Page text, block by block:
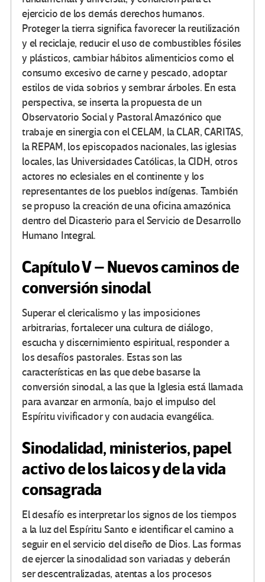
ejercicio de los demás derechos humanos.
Proteger la tierra significa favorecer la reutilización
y el reciclaje, reducir el uso de combustibles fósiles
y plásticos, cambiar hábitos alimenticios como el
consumo excesivo de carne y pescado, adoptar
estilos de vida sobrios y sembrar árboles. En esta
perspectiva, se inserta la propuesta de un
Observatorio Social y Pastoral Amazónico que
trabaje en sinergia con el CELAM, la CLAR, CARITAS,
la REPAM, los episcopados nacionales, las iglesias
locales, las Universidades Católicas, la CIDH, otros
actores no eclesiales en el continente y los
representantes de los pueblos indígenas. También
se propuso la creación de una oficina amazónica
dentro del Dicasterio para el Servicio de Desarrollo
Humano Integral.
Capítulo V – Nuevos caminos de
conversión sinodal
Superar el clericalismo y las imposiciones
arbitrarias, fortalecer una cultura de diálogo,
escucha y discernimiento espiritual, responder a
los desafíos pastorales. Estas son las
características en las que debe basarse la
conversión sinodal, a las que la Iglesia está llamada
para avanzar en armonía, bajo el impulso del
Espíritu vivificador y con audacia evangélica.
Sinodalidad, ministerios, papel
activo de los laicos y de la vida
consagrada
El desafío es interpretar los signos de los tiempos
a la luz del Espíritu Santo e identificar el camino a
seguir en el servicio del diseño de Dios. Las formas
de ejercer la sinodalidad son variadas y deberán
ser descentralizadas, atentas a los procesos